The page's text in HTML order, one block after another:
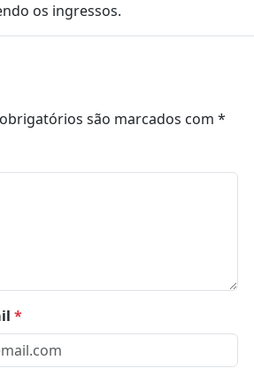
os ingressos.
são marcados com *
*